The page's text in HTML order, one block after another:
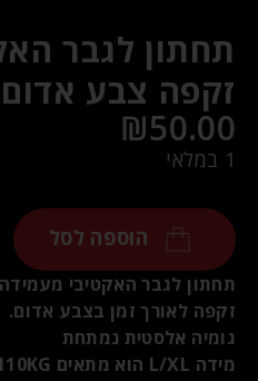
תחתון לגבר
זקפה צבע אדום
₪50.00
1 במלאי
הוספה לסל
תחתון לגבר האקטיבי
זקפה לאורך זמן בצבע אדום.
גומיה אלסטית נמתחת
מידה L/XL הוא מתאים 75-110KG